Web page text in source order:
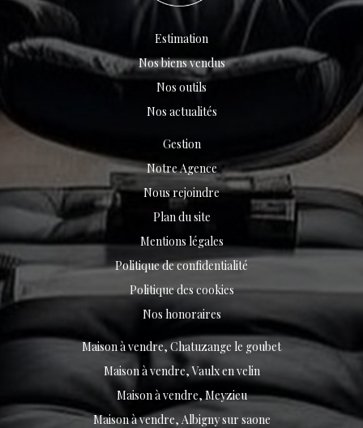
Estimation
Nos biens vendus
Nos outils
Nos actualités
Gestion
Notre Agence
Nous rejoindre
Plan du site
Mentions légales
Politique de confidentialité
Politique des cookies
Nos honoraires
Maison à vendre, Chatuzange le goubet
Maison à vendre, Vaulx en velin
Maison à vendre, Meyzieu
Maison à vendre, Albigny sur saone